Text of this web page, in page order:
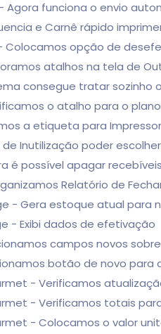
Agora funciona o envio
e Carnê rápido
- Colocamos opção de
atalhos na tela de
consegue tratar sozinho
o atalho para o
a etiqueta para
Inutilização poder
é possível apagar
Relatório de
- Gera estoque atual para
- Exibi dados de efetivação
campos novos
botão de novo para
- Verificamos
- Verificamos totais
- Colocamos o valor